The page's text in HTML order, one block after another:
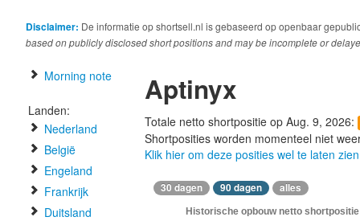
Disclaimer: De informatie op shortsell.nl is gebaseerd op openbaar
based on publicly disclosed short positions and may be incomplete or
Morning note
Landen:
Nederland
België
Engeland
Frankrijk
Duitsland
Aptinyx
Totale netto shortpositie op Aug. 9, 2026:
Shortposities worden momenteel niet
Klik hier om deze posities wel te laten zien
30 dagen 90 dagen alles
Historische opbouw netto